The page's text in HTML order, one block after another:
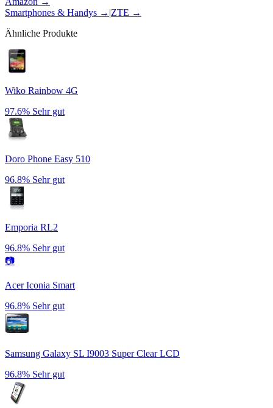
Smartphones & Handys → |ZTE →
Ähnliche Produkte
Wiko Rainbow 4G
97.6% Sehr gut
Doro Phone Easy 510
96.8% Sehr gut
Emporia RL2
96.8% Sehr gut
📷
Acer Iconia Smart
96.8% Sehr gut
Samsung Galaxy SL I9003 Super Clear LCD
96.8% Sehr gut